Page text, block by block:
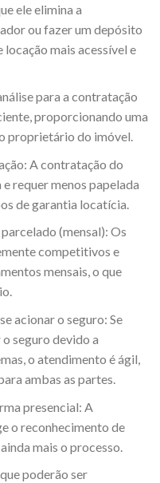
ele elimina a
ou fazer um depósito
mais acessível e
para a contratação
proporcionando uma
proprietário do imóvel.
A contratação do
requer menos papelada
de garantia locatícia.
(mensal): Os
competitivos e
mensais, o que
acionar o seguro: Se
seguro devido a
o atendimento é ágil,
ambas as partes.
presencial: A
o reconhecimento de
mais o processo.
poderão ser